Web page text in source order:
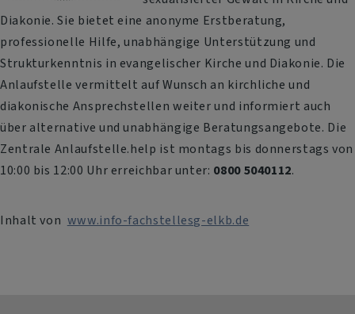
Diakonie. Sie bietet eine anonyme Erstberatung,
professionelle Hilfe, unabhängige Unterstützung und
Strukturkenntnis in evangelischer Kirche und Diakonie. Die
Anlaufstelle vermittelt auf Wunsch an kirchliche und
diakonische Ansprechstellen weiter und informiert auch
über alternative und unabhängige Beratungsangebote. Die
Zentrale Anlaufstelle.help ist montags bis donnerstags von
10:00 bis 12:00 Uhr erreichbar unter: 0800 5040112.
Inhalt von www.info-fachstellesg-elkb.de